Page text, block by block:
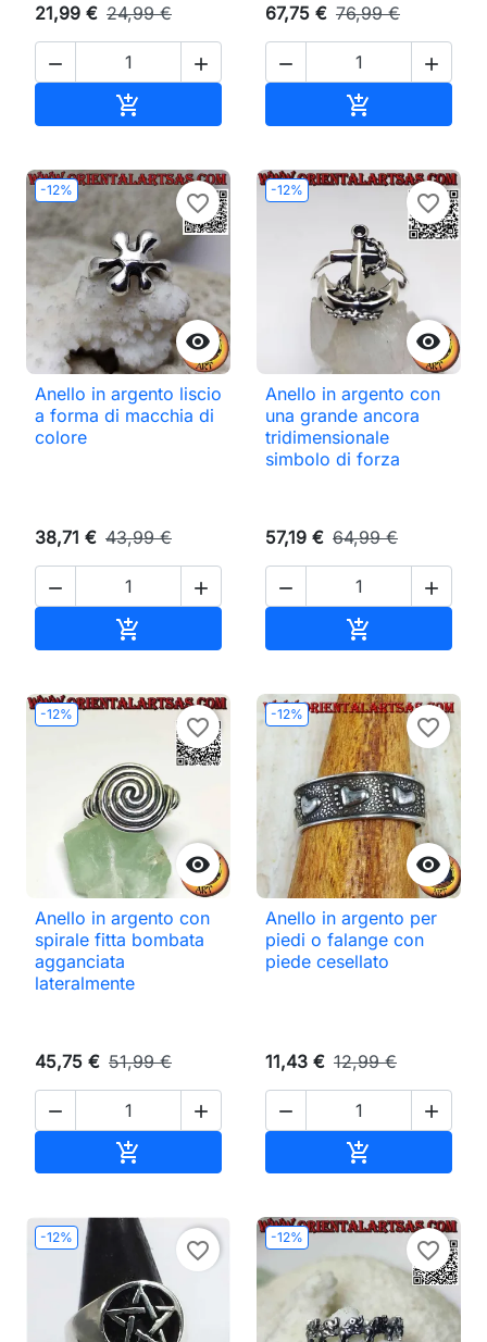
21,99 € 24,99 €
 

67,75 € 76,99 €
 

-12%

favorite_border
Anello in argento liscio
a forma di macchia di
colore
38,71 € 43,99 €
 

-12%

favorite_border
Anello in argento con
una grande ancora
tridimensionale
simbolo di forza
57,19 € 64,99 €
 

-12%

favorite_border
Anello in argento con
spirale fitta bombata
agganciata
lateralmente
45,75 € 51,99 €
 

-12%

favorite_border
Anello in argento per
piedi o falange con
piede cesellato
11,43 € 12,99 €
 

-12%
favorite_border
-12%
favorite_border